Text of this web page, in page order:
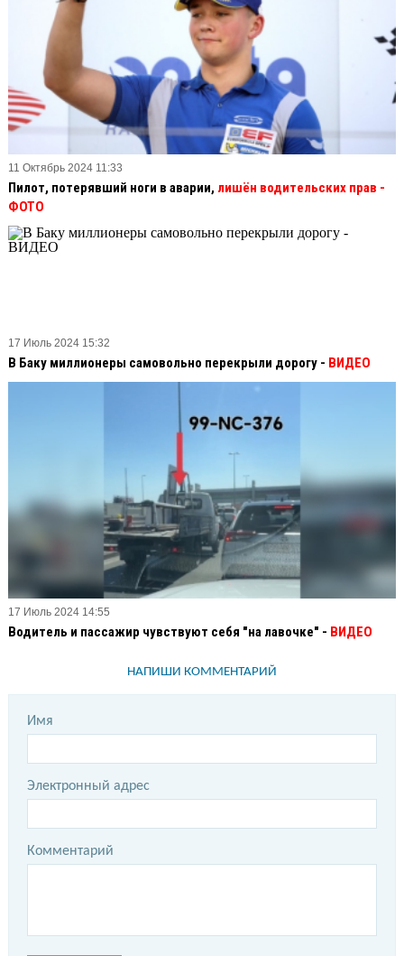
11 Октябрь 2024 11:33
Пилот, потерявший ноги в аварии, лишён водительских прав -
ФОТО
17 Июль 2024 15:32
В Баку миллионеры самовольно перекрыли дорогу - ВИДЕО
17 Июль 2024 14:55
Водитель и пассажир чувствуют себя "на лавочке" - ВИДЕО
НАПИШИ КОММЕНТАРИЙ
Имя
Электронный адрес
Комментарий